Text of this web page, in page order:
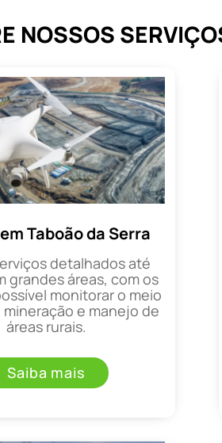
NOSSOS
Taboão da Serra
detalhados até
grandes áreas, com os
monitorar o meio
e manejo de
áreas rurais.
Saiba mais